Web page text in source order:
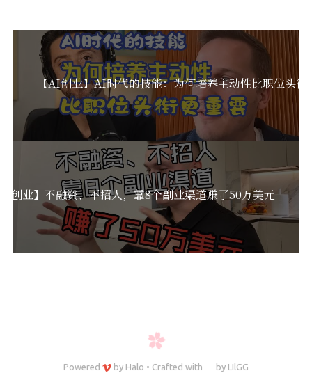
【AI创业】AI时代的技能：为何培养主动性比职位头衔
创业】不融资、不招人，靠8个副业渠道赚了50万美元
Powered by Halo • Crafted with by LIlGG